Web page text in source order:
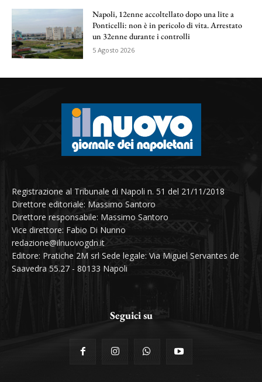
Napoli, 12enne accoltellato dopo una lite a
Ponticelli: non è in pericolo di vita. Arrestato
un 32enne durante i controlli
5 Agosto 2026
Registrazione al Tribunale di Napoli n. 51 del 21/11/2018
Direttore editoriale: Massimo Santoro
Direttore responsabile: Massimo Santoro
Vice direttore: Fabio Di Nunno
redazione@ilnuovogdn.it
Editore: Pratiche 2M srl Sede legale: Via Miguel Servantes de
Saavedra 55.27 - 80133 Napoli
Seguici su